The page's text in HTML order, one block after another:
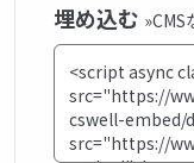
埋め込む